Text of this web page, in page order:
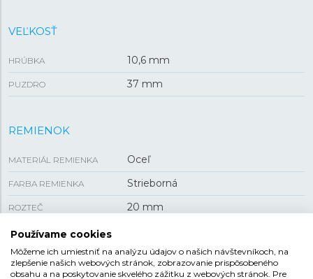
VEĽKOSŤ
HRÚBKA 10,6 mm
PUZDRO 37 mm
REMIENOK
MATERIÁL REMIENKA Oceľ
FARBA REMIENKA Strieborná
ROZTEČ 20 mm
SPONA
Používame cookies
Môžeme ich umiestniť na analýzu údajov o našich návštevníkoch, na
zlepšenie našich webových stránok, zobrazovanie prispôsobeného
obsahu a na poskytovanie skvelého zážitku z webových stránok. Pre